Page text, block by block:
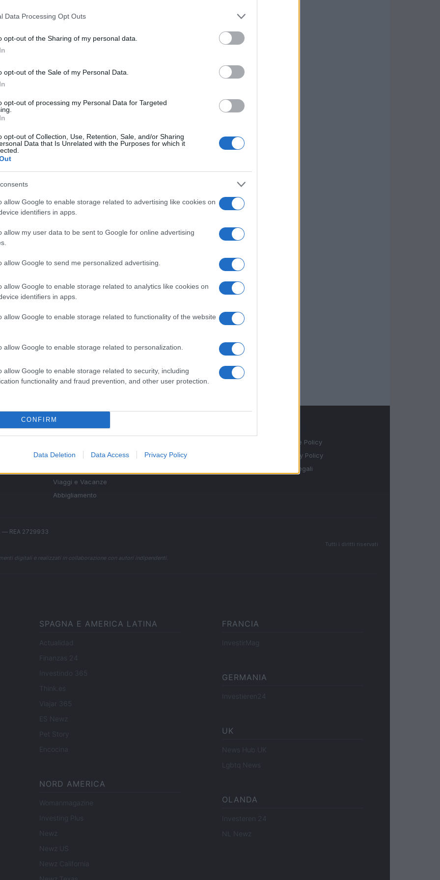
Data Processing Opt Outs
opt-out of the Sharing of my personal data.
opt-out of the Sale of my Personal Data.
opt-out of processing my Personal Data for Targeted
opt-out of Collection, Use, Retention, Sale, and/or Sharing
Data that Is Unrelated with the Purposes for which it
allow Google to enable storage related to advertising like cookies on
identifiers in apps.
allow my user data to be sent to Google for online advertising
allow Google to send me personalized advertising.
allow Google to enable storage related to analytics like cookies on
identifiers in apps.
allow Google to enable storage related to functionality of the website
allow Google to enable storage related to personalization.
allow Google to enable storage related to security, including
functionality and fraud prevention, and other user protection.
CONFIRM
Data Deletion Data Access Privacy Policy
e colori
ABBIGLIAMENTO
LuisaViaRoma: cosa cambia
SEZIONI
Orari di Apertura Negozi
Viaggi e Vacanze
Abbigliamento
Cookie Policy
Privacy Policy
Note legali
— REA 2729933
Tutti i diritti riservati
digitali e realizzati in collaborazione con autori indipendenti.
SPAGNA E AMERICA LATINA
Actualidad
Finanzas 24
Investindo 365
Think.es
Viajar 365
ES Newz
Pet Story
Encocina
NORD AMERICA
Womanmagazine
Investing Plus
Newz
Newz US
Newz California
FRANCIA
InvestirMag
GERMANIA
Investieren24
UK
News Hub UK
Lgbtq News
OLANDA
Investeren 24
NL Newz